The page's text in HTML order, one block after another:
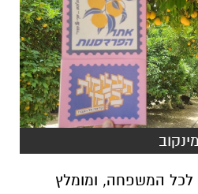
לכל המשפחה, ומומלץ